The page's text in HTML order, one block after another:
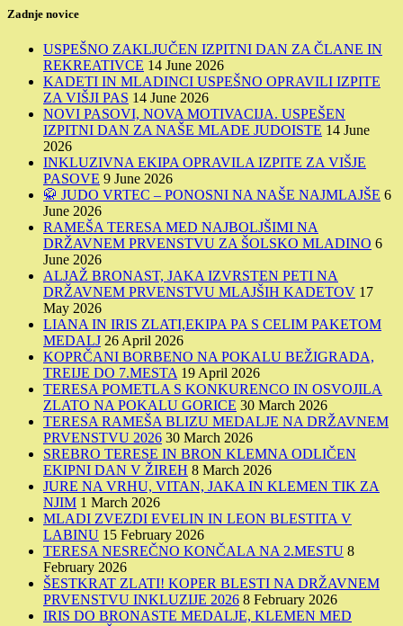
Zadnje novice
USPEŠNO ZAKLJUČEN IZPITNI DAN ZA ČLANE IN
REKREATIVCE 14 June 2026
KADETI IN MLADINCI USPEŠNO OPRAVILI IZPITE
ZA VIŠJI PAS 14 June 2026
NOVI PASOVI, NOVA MOTIVACIJA. USPEŠEN
IZPITNI DAN ZA NAŠE MLADE JUDOISTE 14 June
2026
INKLUZIVNA EKIPA OPRAVILA IZPITE ZA VIŠJE
PASOVE 9 June 2026
🥋 JUDO VRTEC – PONOSNI NA NAŠE NAJMLAJŠE 6
June 2026
RAMEŠA TERESA MED NAJBOLJŠIMI NA
DRŽAVNEM PRVENSTVU ZA ŠOLSKO MLADINO 6
June 2026
ALJAŽ BRONAST, JAKA IZVRSTEN PETI NA
DRŽAVNEM PRVENSTVU MLAJŠIH KADETOV 17
May 2026
LIANA IN IRIS ZLATI,EKIPA PA S CELIM PAKETOM
MEDALJ 26 April 2026
KOPRČANI BORBENO NA POKALU BEŽIGRADA,
TREIJE DO 7.MESTA 19 April 2026
TERESA POMETLA S KONKURENCO IN OSVOJILA
ZLATO NA POKALU GORICE 30 March 2026
TERESA RAMEŠA BLIZU MEDALJE NA DRŽAVNEM
PRVENSTVU 2026 30 March 2026
SREBRO TERESE IN BRON KLEMNA ODLIČEN
EKIPNI DAN V ŽIREH 8 March 2026
JURE NA VRHU, VITAN, JAKA IN KLEMEN TIK ZA
NJIM 1 March 2026
MLADI ZVEZDI EVELIN IN LEON BLESTITA V
LABINU 15 February 2026
TERESA NESREČNO KONČALA NA 2.MESTU 8
February 2026
ŠESTKRAT ZLATI! KOPER BLESTI NA DRŽAVNEM
PRVENSTVU INKLUZIJE 2026 8 February 2026
IRIS DO BRONASTE MEDALJE, KLEMEN MED